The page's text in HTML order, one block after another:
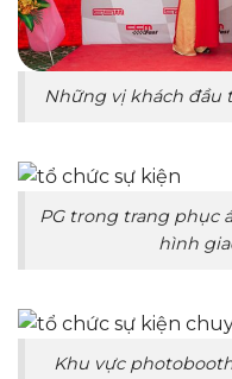
Những vị khách đầu
PG trong trang phục
hình
Khu vực